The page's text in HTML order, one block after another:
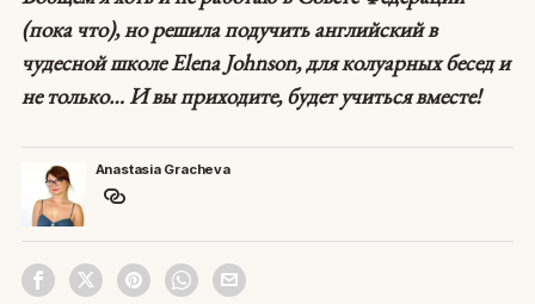
(пока что), но решила подучить английский в
чудесной школе Elena Johnson, для колуарных бесед и
не только… И вы приходите, будет учиться вместе!
Anastasia Gracheva